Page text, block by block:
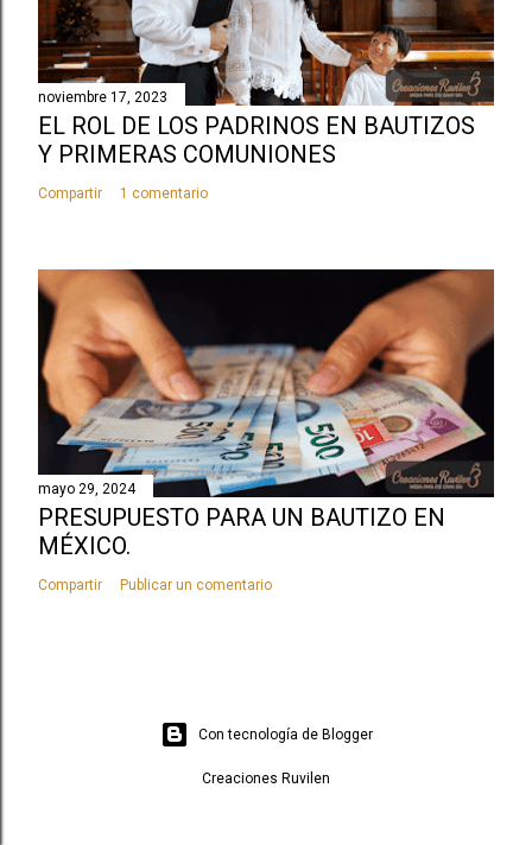
noviembre 17, 2023
EL ROL DE LOS PADRINOS EN BAUTIZOS
Y PRIMERAS COMUNIONES
Compartir 1 comentario
mayo 29, 2024
PRESUPUESTO PARA UN BAUTIZO EN
MÉXICO.
Compartir Publicar un comentario
Con tecnología de Blogger
Creaciones Ruvilen